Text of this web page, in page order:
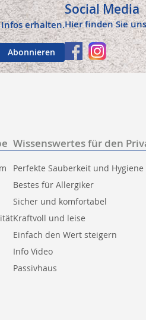
Infos erhalten.
Abonnieren
Social Media
Hier finden Sie
Wissenswertes für den
Perfekte Sauberkeit und Hygiene
Bestes für Allergiker
Sicher und komfortabel
Kraftvoll und leise
Einfach den Wert steigern
Info Video
Passivhaus